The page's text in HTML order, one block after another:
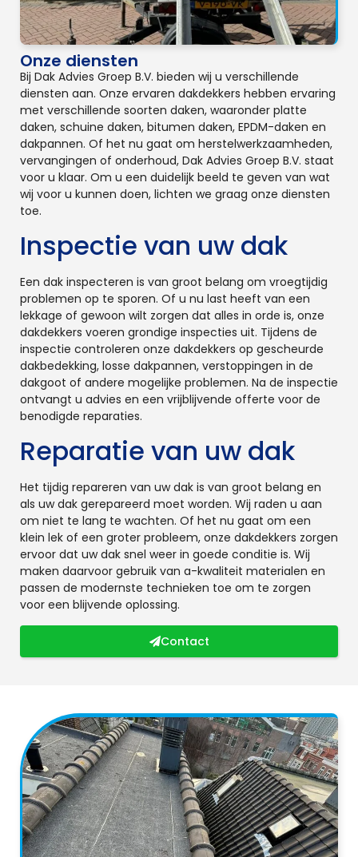
Onze diensten
Bij Dak Advies Groep B.V. bieden wij u verschillende
diensten aan. Onze ervaren dakdekkers hebben ervaring
met verschillende soorten daken, waaronder platte
daken, schuine daken, bitumen daken, EPDM-daken en
dakpannen. Of het nu gaat om herstelwerkzaamheden,
vervangingen of onderhoud, Dak Advies Groep B.V. staat
voor u klaar. Om u een duidelijk beeld te geven van wat
wij voor u kunnen doen, lichten we graag onze diensten
toe.
Inspectie van uw dak
Een dak inspecteren is van groot belang om vroegtijdig
problemen op te sporen. Of u nu last heeft van een
lekkage of gewoon wilt zorgen dat alles in orde is, onze
dakdekkers voeren grondige inspecties uit. Tijdens de
inspectie controleren onze dakdekkers op gescheurde
dakbedekking, losse dakpannen, verstoppingen in de
dakgoot of andere mogelijke problemen. Na de inspectie
ontvangt u advies en een vrijblijvende offerte voor de
benodigde reparaties.
Reparatie van uw dak
Het tijdig repareren van uw dak is van groot belang en
als uw dak gerepareerd moet worden. Wij raden u aan
om niet te lang te wachten. Of het nu gaat om een
klein lek of een groter probleem, onze dakdekkers zorgen
ervoor dat uw dak snel weer in goede conditie is. Wij
maken daarvoor gebruik van a-kwaliteit materialen en
passen de modernste technieken toe om te zorgen
voor een blijvende oplossing.
Contact